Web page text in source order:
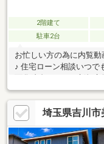
2階建て
駐車2台
お忙しい方の為に内覧
♪ 住宅ローン相談いつ
材、クロス新規貼替♪ ◆
ーニング他♪ 住宅ローン
0.78％（金利優遇有）月
ルサイトや他社サイト
ご相談下さい♪
埼玉県吉川市